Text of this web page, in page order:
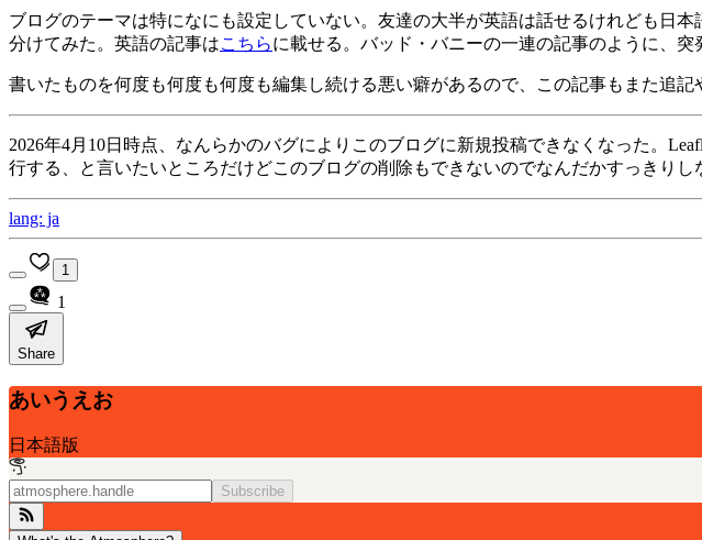
ブログのテーマは特になにも設定していない。友達の大半が英語は話せるけれども日
分けてみた。英語の記事はこちらに載せる。バッド・バニーの一連の記事のように、
書いたものを何度も何度も何度も編集し続ける悪い癖があるので、この記事もまた追
2026年4月10日時点、なんらかのバグによりこのブログに新規投稿できなくなった。
行する、と言いたいところだけどこのブログの削除もできないのでなんだかすっきりし
lang: ja
1
1
Share
あいうえお
日本語版
Subscribe